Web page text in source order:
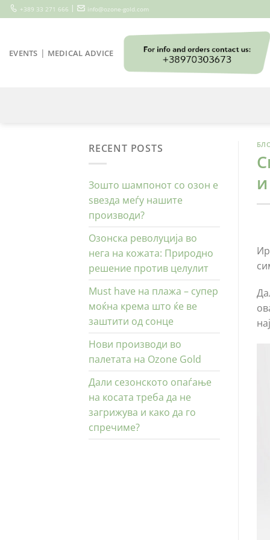
Skip
to
+389 33 271 666 | info@ozone-gold.com
EVENTS | MEDICAL ADVICE
RECENT POSTS
Зошто шампонот со озон е
ѕвезда меѓу нашите
производи?
Озонска револуција во
нега на кожата: Природно
решение против целулит
Must have на плажа – супер
моќна крема што ќе ве
заштити од сонце
Нови производи во
палетата на Ozone Gold
Дали сезонското опаѓање
на косата треба да не
загрижува и како да го
спречиме?